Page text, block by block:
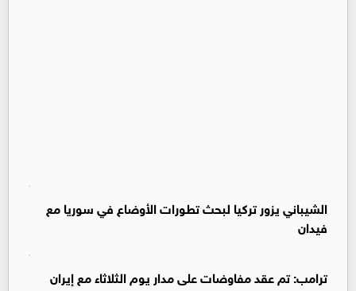
‏الشيباني يزور تركيا لبحث تطورات الأوضاع في سوريا مع
فيدان
ترامب: تم عقد مفاوضات على مدار يوم الثلاثاء مع إيران